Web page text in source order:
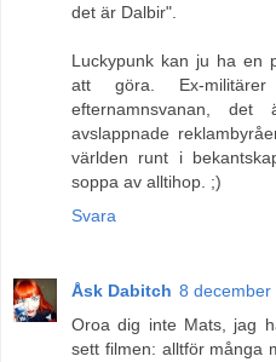
det är Dalbir".
Luckypunk kan ju ha en
att göra. Ex-
efternamnsvanan,
avslappnade
världen runt i
soppa av alltihop. ;)
Svara
Åsk Dabitch 8 december
Oroa dig inte Mats, jag
sett filmen: alltför många